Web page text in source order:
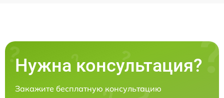
Нужна консультация?
Закажите бесплатную консультацию